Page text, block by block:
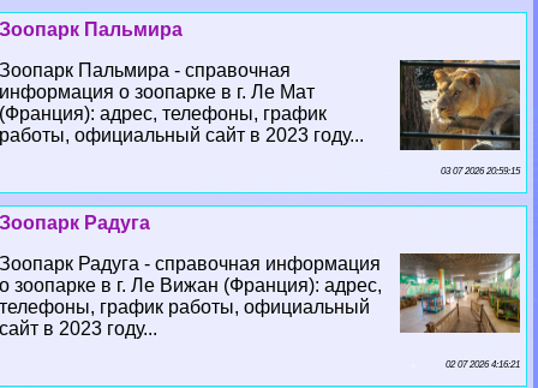
Зоопарк Пальмира
Зоопарк Пальмира - справочная
информация о зоопарке в г. Ле Мат
(Франция): адрес, телефоны, график
работы, официальный сайт в 2023 году...
03 07 2026 20:59:15
Зоопарк Радуга
Зоопарк Радуга - справочная информация
о зоопарке в г. Ле Вижан (Франция): адрес,
телефоны, график работы, официальный
сайт в 2023 году...
02 07 2026 4:16:21